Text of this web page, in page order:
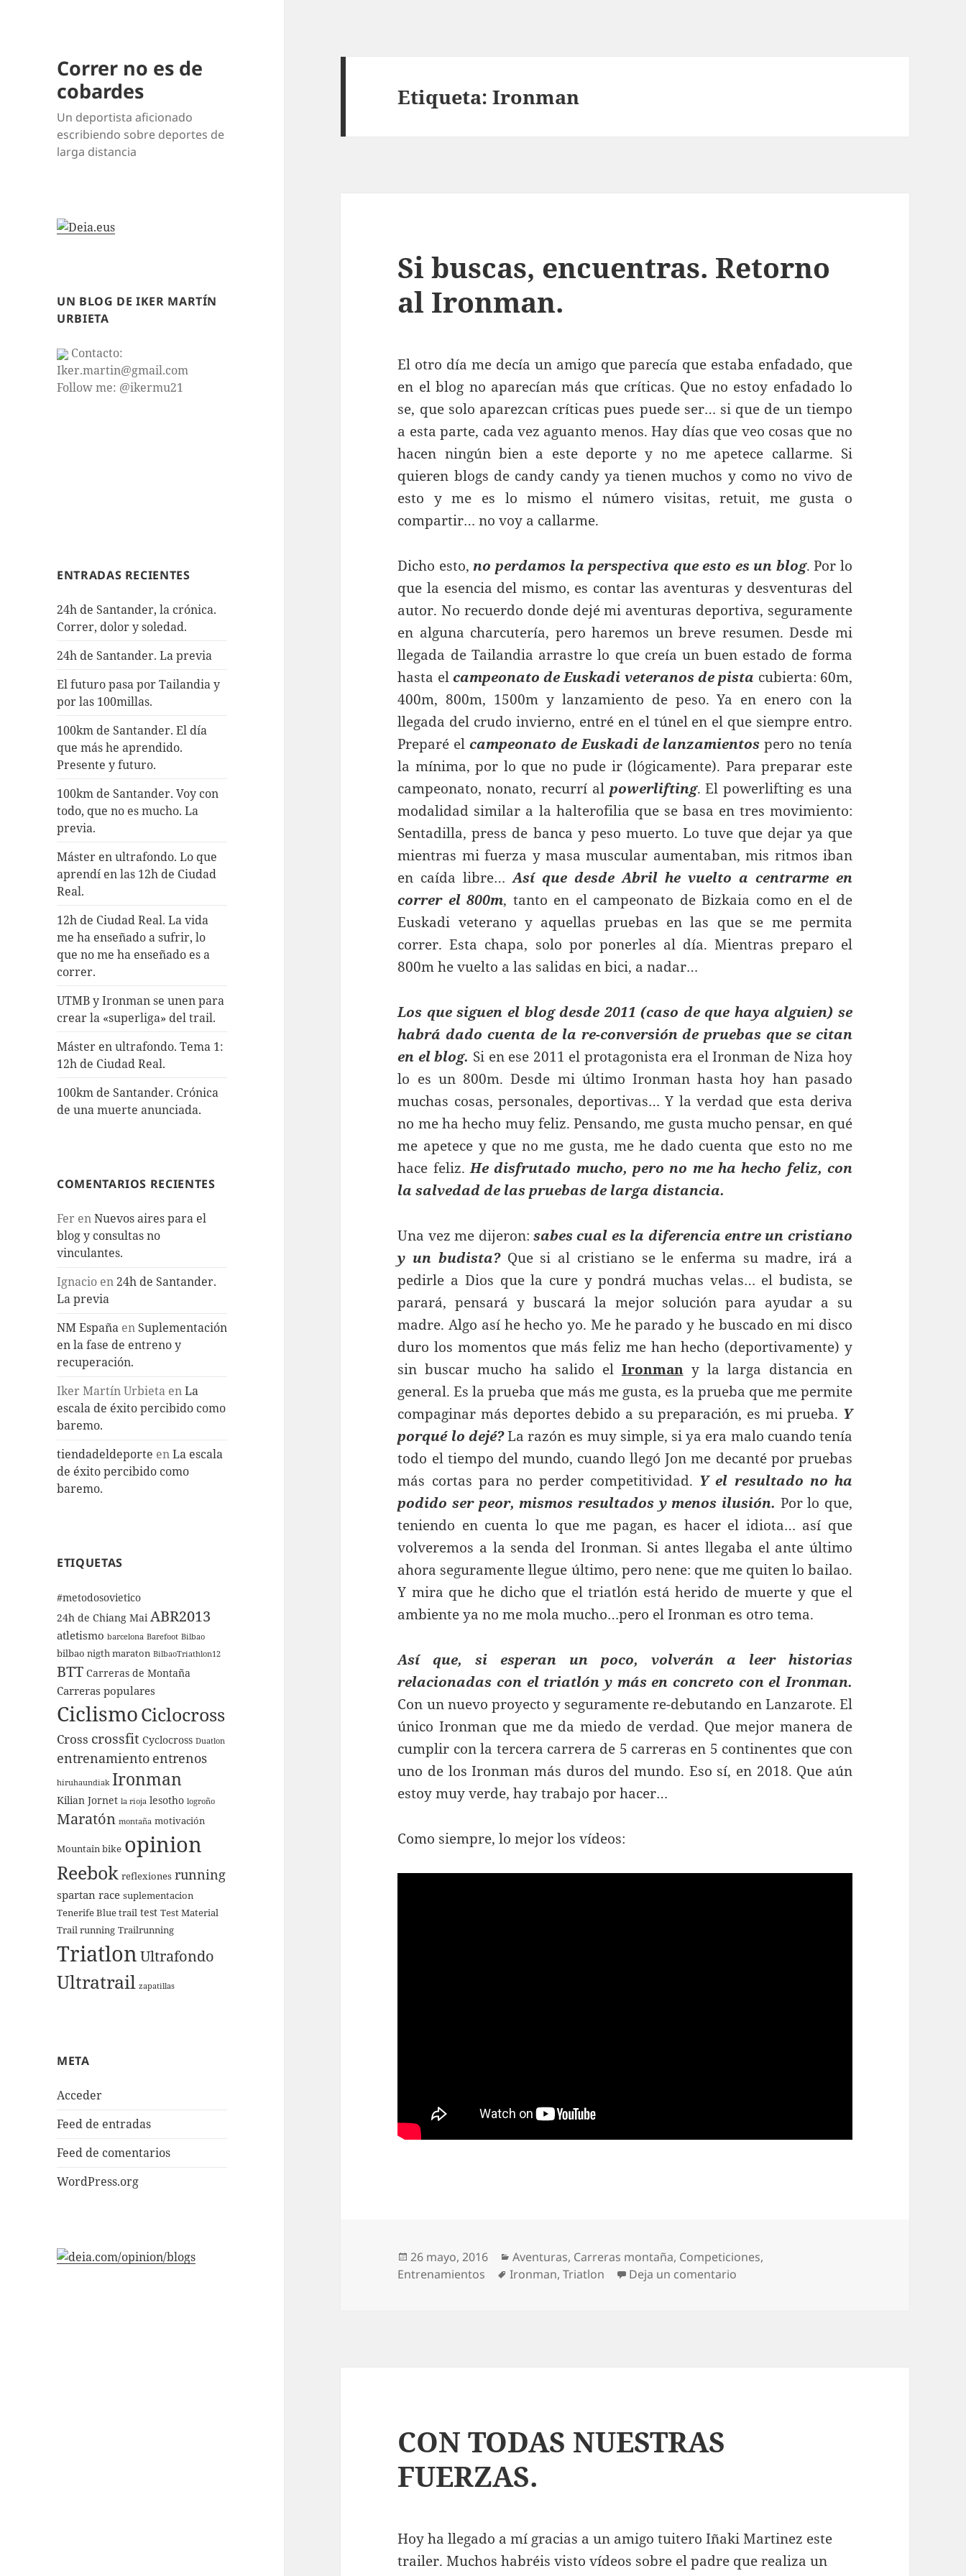
Correr no es de
cobardes
Un deportista aficionado
escribiendo sobre deportes de
larga distancia
UN BLOG DE IKER MARTÍN
URBIETA
Contacto:
Iker.martin@gmail.com
Follow me: @ikermu21
ENTRADAS RECIENTES
24h de Santander, la crónica.
Correr, dolor y soledad.
24h de Santander. La previa
El futuro pasa por Tailandia y
por las 100millas.
100km de Santander. El día
que más he aprendido.
Presente y futuro.
100km de Santander. Voy con
todo, que no es mucho. La
previa.
Máster en ultrafondo. Lo que
aprendí en las 12h de Ciudad
Real.
12h de Ciudad Real. La vida
me ha enseñado a sufrir, lo
que no me ha enseñado es a
correr.
UTMB y Ironman se unen para
crear la «superliga» del trail.
Máster en ultrafondo. Tema 1:
12h de Ciudad Real.
100km de Santander. Crónica
de una muerte anunciada.
COMENTARIOS RECIENTES
Fer enNuevos aires para el
blog y consultas no
vinculantes.
Ignacio en24h de Santander.
La previa
NM España en Suplementación
en la fase de entreno y
recuperación.
Iker Martín Urbieta enLa
escala de éxito percibido como
baremo.
tiendadeldeporte enLa escala
de éxito percibido como
baremo.
ETIQUETAS
#metodosovietico
24h de Chiang Mai ABR2013
atletismo barcelona Barefoot Bilbao
bilbao nigth maraton BilbaoTriathlon12
BTT Carreras de Montaña
Carreras populares
CiclismoCiclocross
Cross crossfit Cyclocross Duatlon
entrenamiento entrenos
hiruhaundiak Ironman
Kilian Jornet la rioja lesotho logroño
Maratón montaña motivación
Mountain bike opinion
Reebok reflexiones running
spartan race suplementacion
Tenerife Blue trail test Test Material
Trail running Trailrunning
TriatlonUltrafondo
Ultratrail zapatillas
META
Acceder
Feed de entradas
Feed de comentarios
WordPress.org
Etiqueta:Ironman
Si buscas, encuentras. Retorno
al Ironman.
El otro día me decía un amigo que parecía que estaba enfadado, que
en el blog no aparecían más que críticas. Que no estoy enfadado lo
se, que solo aparezcan críticas pues puede ser… si que de un tiempo
a esta parte, cada vez aguanto menos. Hay días que veo cosas que no
hacen ningún bien a este deporte y no me apetece callarme. Si
quieren blogs de candy candy ya tienen muchos y como no vivo de
esto y me es lo mismo el número visitas, retuit, me gusta o
compartir… no voy a callarme.
Dicho esto,no perdamos la perspectiva que esto es un blog. Por lo
que la esencia del mismo, es contar las aventuras y desventuras del
autor. No recuerdo donde dejé mi aventuras deportiva, seguramente
en alguna charcutería, pero haremos un breve resumen. Desde mi
llegada de Tailandia arrastre lo que creía un buen estado de forma
hasta elcampeonato de Euskadi veteranos de pista cubierta: 60m,
400m, 800m, 1500m y lanzamiento de peso. Ya en enero con la
llegada del crudo invierno, entré en el túnel en el que siempre entro.
Preparé elcampeonato de Euskadi de lanzamientos pero no tenía
la mínima, por lo que no pude ir (lógicamente). Para preparar este
campeonato, nonato, recurrí al powerlifting. El powerlifting es una
modalidad similar a la halterofilia que se basa en tres movimiento:
Sentadilla, press de banca y peso muerto. Lo tuve que dejar ya que
mientras mi fuerza y masa muscular aumentaban, mis ritmos iban
en caída libre…Así que desde Abril he vuelto a centrarme en
correr el 800m, tanto en el campeonato de Bizkaia como en el de
Euskadi veterano y aquellas pruebas en las que se me permita
correr. Esta chapa, solo por ponerles al día. Mientras preparo el
800m he vuelto a las salidas en bici, a nadar…
Los que siguen el blog desde 2011 (caso de que haya alguien) se
habrá dado cuenta de la re-conversión de pruebas que se citan
en el blog. Si en ese 2011 el protagonista era el Ironman de Niza hoy
lo es un 800m. Desde mi último Ironman hasta hoy han pasado
muchas cosas, personales, deportivas… Y la verdad que esta deriva
no me ha hecho muy feliz. Pensando, me gusta mucho pensar, en qué
me apetece y que no me gusta, me he dado cuenta que esto no me
hace feliz.He disfrutado mucho, pero no me ha hecho feliz, con
la salvedad de las pruebas de larga distancia.
Una vez me dijeron:sabes cual es la diferencia entre un cristiano
y un budista? Que si al cristiano se le enferma su madre, irá a
pedirle a Dios que la cure y pondrá muchas velas… el budista, se
parará, pensará y buscará la mejor solución para ayudar a su
madre. Algo así he hecho yo. Me he parado y he buscado en mi disco
duro los momentos que más feliz me han hecho (deportivamente) y
sin buscar mucho ha salido el Ironmany la larga distancia en
general. Es la prueba que más me gusta, es la prueba que me permite
compaginar más deportes debido a su preparación, es mi prueba. Y
porqué lo dejé?La razón es muy simple, si ya era malo cuando tenía
todo el tiempo del mundo, cuando llegó Jon me decanté por pruebas
más cortas para no perder competitividad. Y el resultado no ha
podido ser peor, mismos resultados y menos ilusión. Por lo que,
teniendo en cuenta lo que me pagan, es hacer el idiota… así que
volveremos a la senda del Ironman. Si antes llegaba el ante último
ahora seguramente llegue último, pero nene: que me quiten lo bailao.
Y mira que he dicho que el triatlón está herido de muerte y que el
ambiente ya no me mola mucho…pero el Ironman es otro tema.
Así que, si esperan un poco, volverán a leer historias
relacionadas con el triatlón y más en concreto con el Ironman.
Con un nuevo proyecto y seguramente re-debutando en Lanzarote. El
único Ironman que me da miedo de verdad. Que mejor manera de
cumplir con la tercera carrera de 5 carreras en 5 continentes que con
uno de los Ironman más duros del mundo. Eso sí, en 2018. Que aún
estoy muy verde, hay trabajo por hacer…
Como siempre, lo mejor los vídeos:
Publicado
el
26 mayo, 2016 Categorías
Aventuras, Carreras montaña, Competiciones,
Entrenamientos
Etiquetas
Ironman,Triatlon Deja un comentario
CON TODAS NUESTRAS
FUERZAS.
Hoy ha llegado a mí gracias a un amigo tuitero Iñaki Martinez este
trailer. Muchos habréis visto vídeos sobre el padre que realiza un